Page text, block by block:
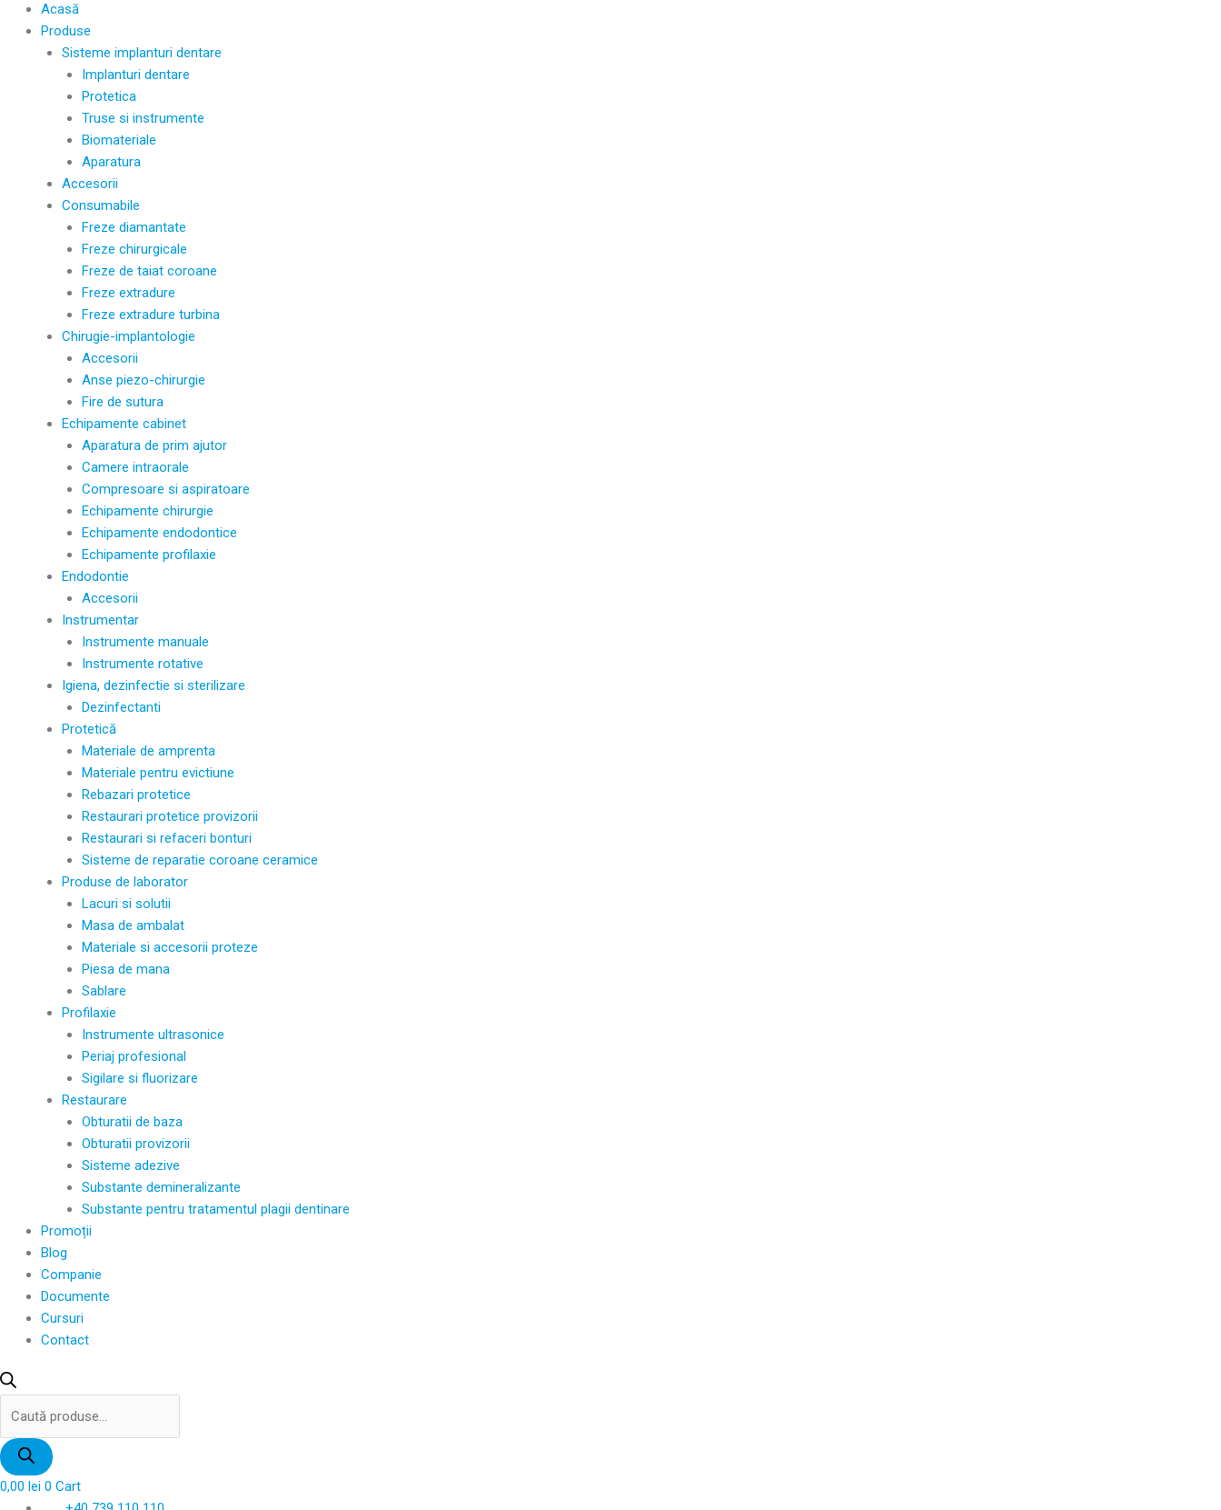
Acasă
Produse
Sisteme implanturi dentare
Implanturi dentare
Protetica
Truse si instrumente
Biomateriale
Aparatura
Accesorii
Consumabile
Freze diamantate
Freze chirurgicale
Freze de taiat coroane
Freze extradure
Freze extradure turbina
Chirugie-implantologie
Accesorii
Anse piezo-chirurgie
Fire de sutura
Echipamente cabinet
Aparatura de prim ajutor
Camere intraorale
Compresoare si aspiratoare
Echipamente chirurgie
Echipamente endodontice
Echipamente profilaxie
Endodontie
Accesorii
Instrumentar
Instrumente manuale
Instrumente rotative
Igiena, dezinfectie si sterilizare
Dezinfectanti
Protetică
Materiale de amprenta
Materiale pentru evictiune
Rebazari protetice
Restaurari protetice provizorii
Restaurari si refaceri bonturi
Sisteme de reparatie coroane ceramice
Produse de laborator
Lacuri si solutii
Masa de ambalat
Materiale si accesorii proteze
Piesa de mana
Sablare
Profilaxie
Instrumente ultrasonice
Periaj profesional
Sigilare si fluorizare
Restaurare
Obturatii de baza
Obturatii provizorii
Sisteme adezive
Substante demineralizante
Substante pentru tratamentul plagii dentinare
Promoții
Blog
Companie
Documente
Cursuri
Contact
search
0,00 lei 0 Cart